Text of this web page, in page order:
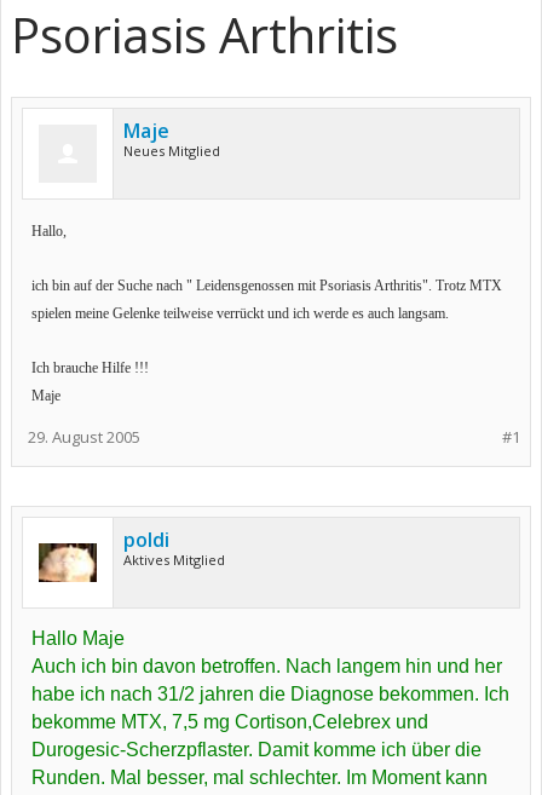
Psoriasis Arthritis
Maje
Neues Mitglied
Hallo,
ich bin auf der Suche nach " Leidensgenossen mit Psoriasis Arthritis". Trotz MTX
spielen meine Gelenke teilweise verrückt und ich werde es auch langsam.
Ich brauche Hilfe !!!
Maje
#1
29. August 2005
poldi
Aktives Mitglied
Hallo Maje
Auch ich bin davon betroffen. Nach langem hin und her
habe ich nach 31/2 jahren die Diagnose bekommen. Ich
bekomme MTX, 7,5 mg Cortison,Celebrex und
Durogesic-Scherzpflaster. Damit komme ich über die
Runden. Mal besser, mal schlechter. Im Moment kann